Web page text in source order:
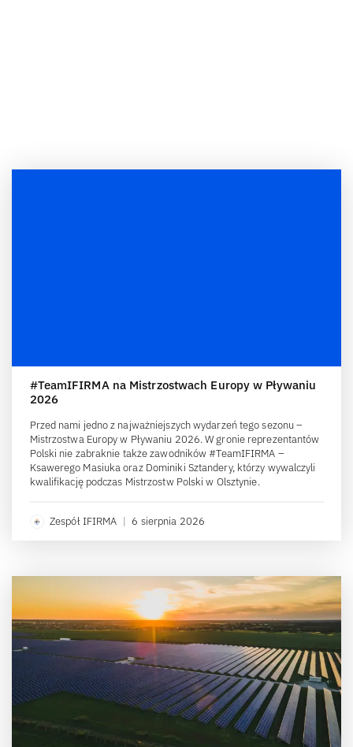
#TeamIFIRMA na Mistrzostwach Europy w Pływaniu
2026
Przed nami jedno z najważniejszych wydarzeń tego sezonu –
Mistrzostwa Europy w Pływaniu 2026. W gronie reprezentantów
Polski nie zabraknie także zawodników #TeamIFIRMA –
Ksawerego Masiuka oraz Dominiki Sztandery, którzy wywalczyli
kwalifikację podczas Mistrzostw Polski w Olsztynie.
Zespół IFIRMA | 6 sierpnia 2026